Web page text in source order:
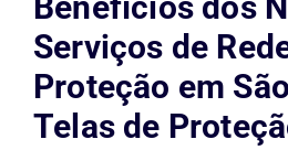
Serviços de
Proteção em
Telas de